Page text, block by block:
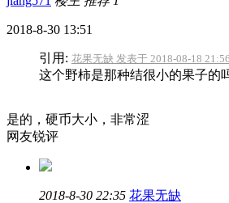
2018-8-30 13:51
引用: 花果无缺 发表于 2018-08-18 21:56
这个野柿是那种结很小的果子的
是的，硬币大小，非常涩
网友锐评
2018-8-30 22:35 花果无缺